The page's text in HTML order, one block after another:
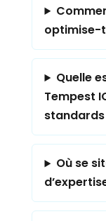
optimise-
Quelle
Tempest
standards
Où se